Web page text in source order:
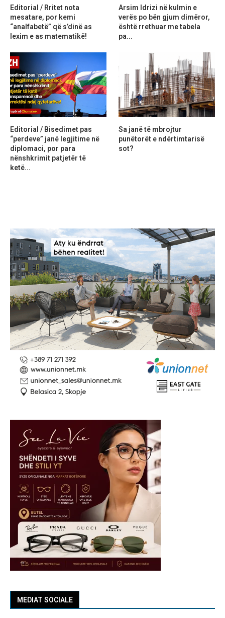
MEDIAT SOCIALE
Editorial / Rritet nota
mesatare, por kemi
“analfabetë” që s’dinë as
lexim e as matematikë!
Arsim Idrizi në kulmin e
verës po bën gjum dimëror,
është rrethuar me tabela
pa...
Editorial / Bisedimet pas
“perdeve” janë legjitime në
diplomaci, por para
nënshkrimit patjetër të
ketë...
Sa janë të mbrojtur
punëtorët e ndërtimtarisë
sot?